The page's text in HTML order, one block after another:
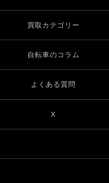
買取カテゴリー
自転車のコラム
よくある質問
X